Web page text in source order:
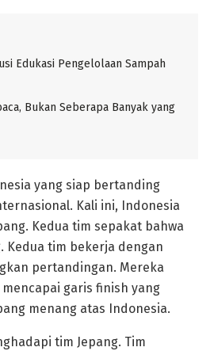
Edukasi Pengelolaan Sampah
Bukan Seberapa Banyak yang
yang siap bertanding
Kali ini, Indonesia
Kedua tim sepakat bahwa
tim bekerja dengan
pertandingan. Mereka
garis finish yang
menang atas Indonesia.
tim Jepang. Tim